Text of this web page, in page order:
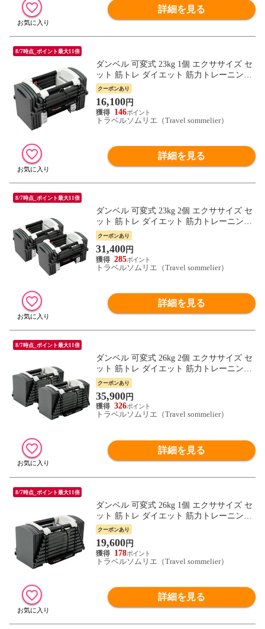
詳細を見る
8/7時点_ポイント最大11倍
ダンベル 可変式 23kg 1個 エクササイズ セ
ット 筋トレ ダイエット 筋力トレーニング
体力アップ 送料無料 ※北海道、沖縄県、
離島を除く【ロジ発送】 トラベルソムリエ
w-tre5
クーポンあり
16,100円
146
トラベルソムリエ（Travel sommelier）
詳細を見る
8/7時点_ポイント最大11倍
ダンベル 可変式 23kg 2個 エクササイズ セ
ット 筋トレ ダイエット 筋力トレーニング
体力アップ 送料無料 ※北海道、沖縄県、
離島を除く【ロジ発送】 トラベルソムリエ
w-tre5
クーポンあり
31,400円
285
トラベルソムリエ（Travel sommelier）
詳細を見る
8/7時点_ポイント最大11倍
ダンベル 可変式 26kg 2個 エクササイズ セ
ット 筋トレ ダイエット 筋力トレーニング
体力アップ 送料無料 ※北海道、沖縄県、
離島を除く【ロジ発送】 トラベルソムリエ
w-tre5
クーポンあり
35,900円
326
トラベルソムリエ（Travel sommelier）
詳細を見る
8/7時点_ポイント最大11倍
ダンベル 可変式 26kg 1個 エクササイズ セ
ット 筋トレ ダイエット 筋力トレーニング
体力アップ 送料無料 ※北海道、沖縄県、
離島を除く【ロジ発送】 トラベルソムリエ
w-tre5
クーポンあり
19,600円
178
トラベルソムリエ（Travel sommelier）
詳細を見る